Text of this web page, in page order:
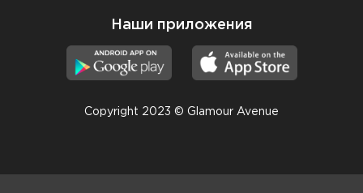
Наши приложения
Copyright 2023 © Glamour Avenue